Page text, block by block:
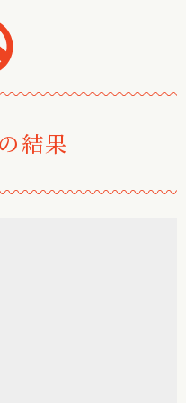
〰〰〰〰〰〰〰〰〰
結果
〰〰〰〰〰〰〰〰〰